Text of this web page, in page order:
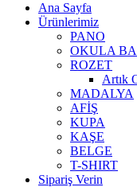
Ana Sayfa
Ürünlerimiz
PANO
OKULA
ROZET
Artık
MADALYA
AFİŞ
KUPA
KAŞE
BELGE
T-SHIRT
Sipariş Verin